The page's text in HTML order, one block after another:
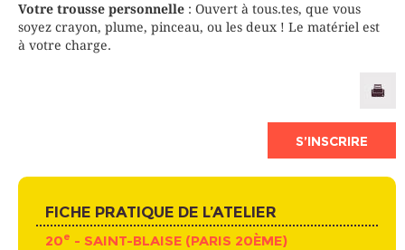
Votre trousse personnelle : Ouvert à tous.tes, que vous
soyez crayon, plume, pinceau, ou les deux ! Le matériel est
à votre charge.
S’INSCRIRE
FICHE PRATIQUE DE L’ATELIER
20e - SAINT-BLAISE (PARIS 20ÈME)